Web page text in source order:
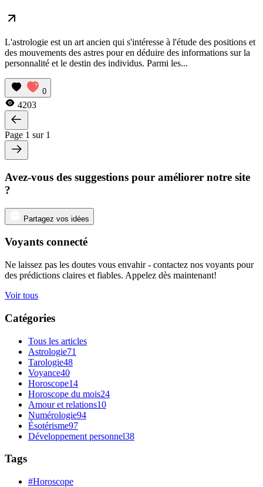
L'astrologie est un art ancien qui s'intéresse à l'étude des positions et
des mouvements des astres pour en déduire des informations sur la
personnalité et le destin des individus. Parmi les...
0
4203
Page 1 sur 1
Avez-vous des suggestions pour améliorer notre site
?
Partagez vos idées
Voyants connecté
Ne laissez pas les doutes vous envahir - contactez nos voyants pour
des prédictions claires et fiables. Appelez dès maintenant!
Voir tous
Catégories
Tous les articles
Astrologie71
Tarologie48
Voyance40
Horoscope14
Horoscope du mois24
Amour et relations10
Numérologie94
Ésotérisme97
Développement personnel38
Tags
#Horoscope